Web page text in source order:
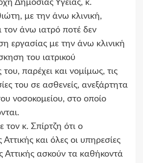
Δημόσιας Υγείας, κ.
με την άνω κλινική,
τον άνω ιατρό ποτέ δεν
εργασίας με την άνω κλινική
του ιατρικού
παρέχει και νομίμως, τις
του σε ασθενείς, ανεξάρτητα
νοσοκομείου, στο οποίο
τον κ. Σπίρτζη ότι ο
Αττικής και όλες οι υπηρεσίες
Αττικής ασκούν τα καθήκοντά